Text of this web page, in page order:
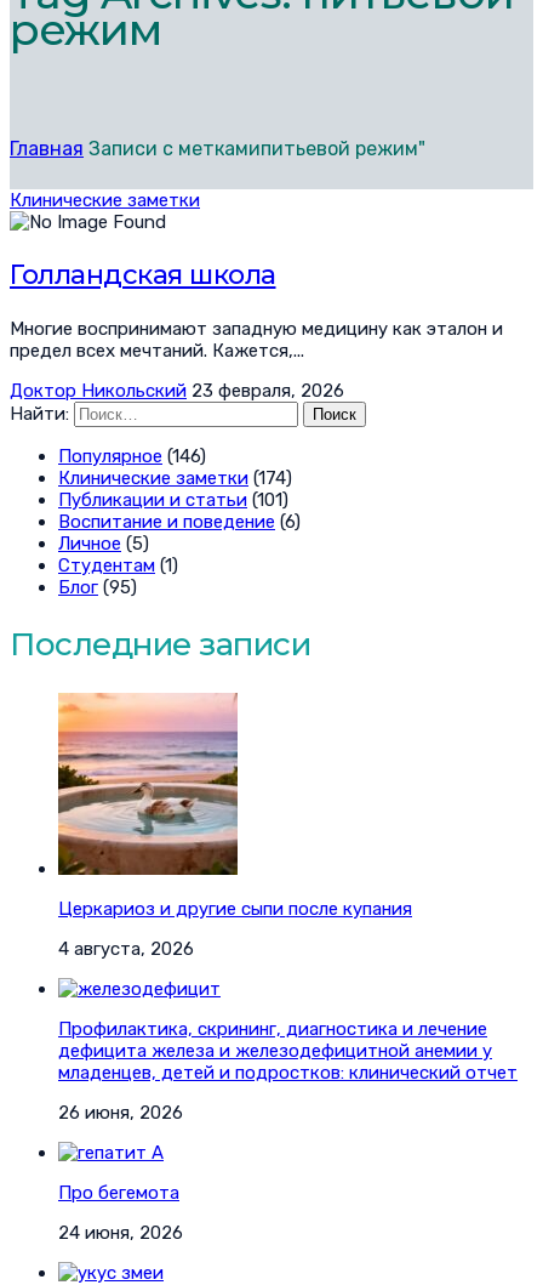
режим
Главная Записи с меткамипитьевой режим"
Клинические заметки
Голландская школа
Многие воспринимают западную медицину как эталон и
предел всех мечтаний. Кажется,...
Доктор Никольский 23 февраля, 2026
Найти:
Популярное (146)
Клинические заметки (174)
Публикации и статьи (101)
Воспитание и поведение (6)
Личное (5)
Студентам (1)
Блог (95)
Последние записи
Церкариоз и другие сыпи после купания
4 августа, 2026
Профилактика, скрининг, диагностика и лечение
дефицита железа и железодефицитной анемии у
младенцев, детей и подростков: клинический отчет
26 июня, 2026
Про бегемота
24 июня, 2026